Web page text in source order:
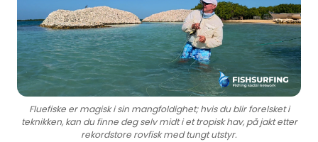
Fluefiske er magisk i sin mangfoldighet; hvis du blir forelsket i
teknikken, kan du finne deg selv midt i et tropisk hav, på jakt etter
rekordstore rovfisk med tungt utstyr.